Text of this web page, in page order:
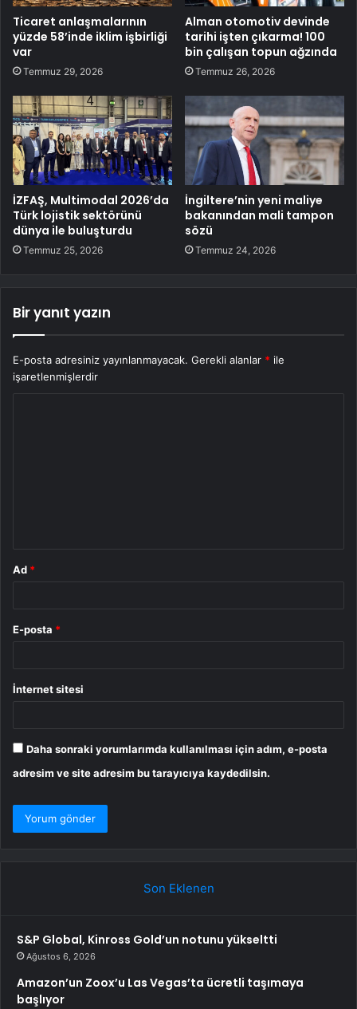
Ticaret anlaşmalarının
yüzde 58’inde iklim işbirliği
var
Temmuz 29, 2026
Alman otomotiv devinde
tarihi işten çıkarma! 100
bin çalışan topun ağzında
Temmuz 26, 2026
İZFAŞ, Multimodal 2026’da
Türk lojistik sektörünü
dünya ile buluşturdu
Temmuz 25, 2026
İngiltere’nin yeni maliye
bakanından mali tampon
sözü
Temmuz 24, 2026
Bir yanıt yazın
E-posta adresiniz yayınlanmayacak. Gerekli alanlar * ile
işaretlenmişlerdir
Ad *
E-posta *
İnternet sitesi
Daha sonraki yorumlarımda kullanılması için adım, e-posta
adresim ve site adresim bu tarayıcıya kaydedilsin.
Son Eklenen
S&P Global, Kinross Gold’un notunu yükseltti
Ağustos 6, 2026
Amazon’un Zoox’u Las Vegas’ta ücretli taşımaya
başlıyor